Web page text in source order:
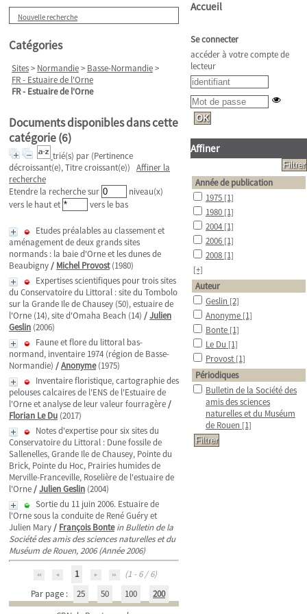
Nouvelle recherche
Catégories
Sites> Normandie> Basse-Normandie>
FR - Estuaire de l'Orne
FR - Estuaire de l'Orne
Documents disponibles dans cette
catégorie (6)
trié(s) par (Pertinence
décroissant(e), Titre croissant(e)) Affiner la
recherche
Etendre la recherche sur
niveau(x)
vers le haut et
vers le bas
Etudes préalables au classement et
aménagement de deux grands sites
normands : la baie d'Orne et les dunes de
Beaubigny/ Michel Provost(1980)
Expertises scientifiques pour trois sites
du Conservatoire du Littoral : site du Tombolo
sur la Grande Ile de Chausey (50), estuaire de
l'Orne (14), site d'Omaha Beach (14) /Julien
Geslin (2006)
Faune et flore du littoral bas-
normand, inventaire 1974 (région de Basse-
Normandie) /Anonyme(1975)
Inventaire floristique, cartographie des
pelouses calcaires de l'ENS de l'Estuaire de
l'Orne et analyse de leur valeur fourragère/
Florian Le Du (2017)
Notes d'expertise pour six sites du
Conservatoire du Littoral : Dune fossile de
Sallenelles, Grande Ile de Chausey, Pointe du
Brick, Pointe du Hoc, Prairies humides de
Merville-Franceville, Roselière de l'estuaire de
l'Orne/Julien Geslin (2004)
Sortie du 11 juin 2006. Estuaire de
l'Orne sous la conduite de René Guéry et
Julien Mary/ François Bonte in Bulletin de la
Société des amis des sciences naturelles et du
Muséum de Rouen, 2006 (Année 2006)
1
(1 - 6 / 6)
Par page :
25 50 100
200
Accueil
Se connecter
accéder à votre compte de
lecteur
Affiner
Année de publication
1975 [1]
1980 [1]
2004 [1]
2006 [1]
2008 [1]
[+]
Auteur
Geslin [2]
Anonyme [1]
Bonte [1]
Le Du [1]
Provost [1]
Périodiques
Bulletin de la Société des
amis des sciences
naturelles et du Muséum
de Rouen [1]